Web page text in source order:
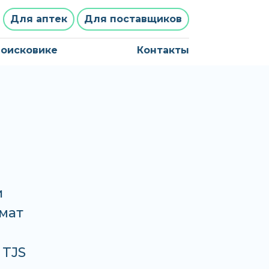
Для аптек Для поставщиков
Контакты